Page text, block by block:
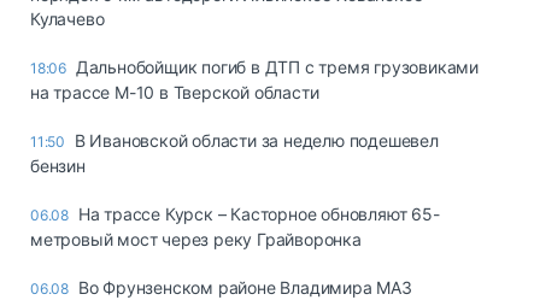
Кулачево
18:06 Дальнобойщик погиб в ДТП с тремя грузовиками
на трассе М-10 в Тверской области
11:50
В Ивановской области за неделю подешевел
бензин
06.08 На трассе Курск – Касторное обновляют 65-
метровый мост через реку Грайворонка
06.08 Во Фрунзенском районе Владимира МАЗ